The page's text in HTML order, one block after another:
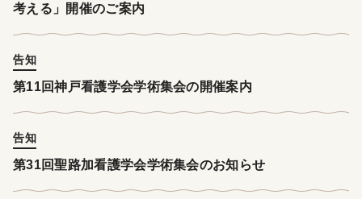
考える」開催のご案内
告知
第11回神戸看護学会学術集会の開催案内
告知
第31回聖路加看護学会学術集会のお知らせ